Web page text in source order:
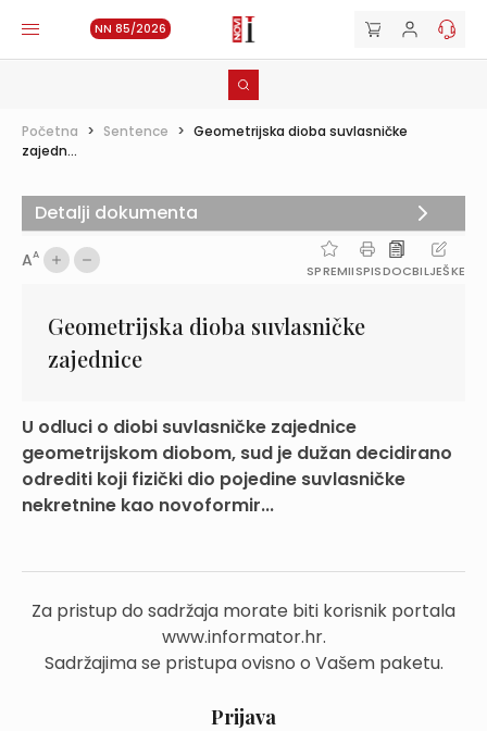
NN 85/2026
Početna > Sentence > Geometrijska dioba suvlasničke
zajedn...
AA
SPREMIISPISDOCBILJEŠKE
Geometrijska dioba suvlasničke
zajednice
U odluci o diobi suvlasničke zajednice
geometrijskom diobom, sud je dužan decidirano
odrediti koji fizički dio pojedine suvlasničke
nekretnine kao novoformir...
Za pristup do sadržaja morate biti korisnik portala
www.informator.hr.
Sadržajima se pristupa ovisno o Vašem paketu.
Prijava
Detalji dokumenta